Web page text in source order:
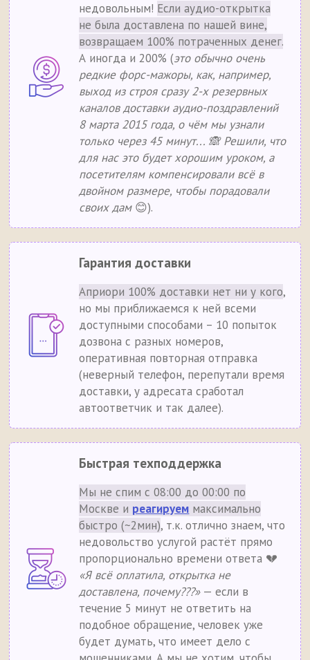
недовольным! Если аудио-открытка
не была доставлена по нашей вине,
возвращаем 100% потраченных денег.
А иногда и 200% (это обычно очень
редкие форс-мажоры, как, например,
выход из строя сразу 2-х резервных
каналов доставки аудио-поздравлений
8 марта 2015 года, о чём мы узнали
только через 45 минут... 🙈 Решили, что
для нас это будет хорошим уроком, а
посетителям компенсировали всё в
двойном размере, чтобы порадовали
своих дам😊).
Гарантия доставки
Априори 100% доставки нет ни у кого,
но мы приближаемся к ней всеми
доступными способами – 10 попыток
дозвона с разных номеров,
оперативная повторная отправка
(неверный телефон, перепутали время
доставки, у адресата сработал
автоответчик и так далее).
Быстрая техподдержка
Мы не спим с 08:00 до 00:00 по
Москве и реагируем максимально
быстро (~2мин), т.к. отлично знаем, что
недовольство услугой растёт прямо
пропорционально времени ответа 💔
«Я всё оплатила, открытка не
доставлена, почему???»— если в
течение 5 минут не ответить на
подобное обращение, человек уже
будет думать, что имеет дело с